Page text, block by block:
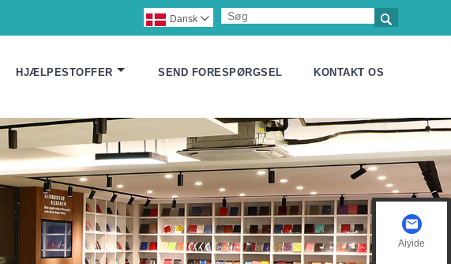

Dansk 
HJÆLPESTOFFER SEND FORESPØRGSEL KONTAKT OS
Aiyide